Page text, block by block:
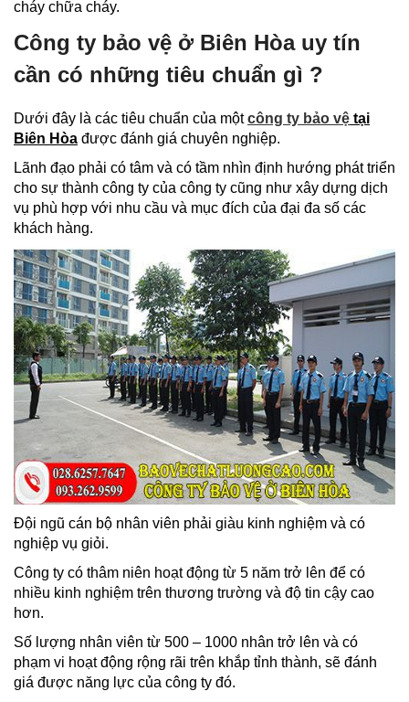
cháy chữa cháy.
Công ty bảo vệ ở Biên Hòa uy tín
cần có những tiêu chuẩn gì ?
Dưới đây là các tiêu chuẩn của mộtcông ty bảo vệ tại
Biên Hòa được đánh giá chuyên nghiệp.
Lãnh đạo phải có tâm và có tầm nhìn định hướng phát triển
cho sự thành công ty của công ty cũng như xây dựng dịch
vụ phù hợp với nhu cầu và mục đích của đại đa số các
khách hàng.
Đội ngũ cán bộ nhân viên phải giàu kinh nghiệm và có
nghiệp vụ giỏi.
Công ty có thâm niên hoạt động từ 5 năm trở lên để có
nhiều kinh nghiệm trên thương trường và độ tin cậy cao
hơn.
Số lượng nhân viên từ 500 – 1000 nhân trở lên và có
phạm vi hoạt động rộng rãi trên khắp tỉnh thành, sẽ đánh
giá được năng lực của công ty đó.